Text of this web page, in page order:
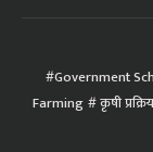
Government
Farming कृषी